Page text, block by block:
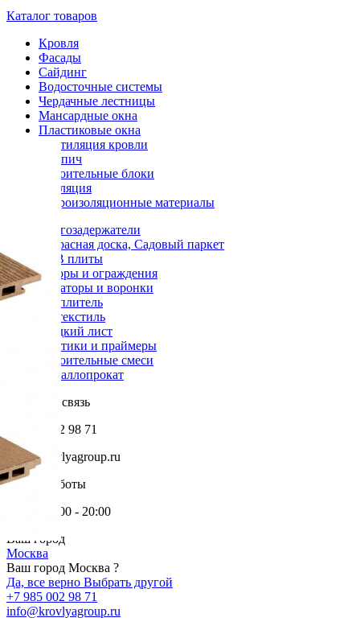
Каталог товаров
Кровля
Фасады
Сайдинг
Водосточные системы
Чердачные лестницы
Мансардные окна
Пластиковые окна
Вентиляция кровли
Кирпич
Строительные блоки
Изоляция
Гидроизоляционные материалы
Снегозадержатели
Террасная доска, Садовый паркет
OSB плиты
Заборы и ограждения
Аэраторы и воронки
Утеплитель
Геотекстиль
Гладкий лист
Мастики и праймеры
Строительные смеси
Металлопрокат
Обратная связь
+7 985 002 98 71
info@krovlyagroup.ru
Режим работы
Пн-Пт: 9:00 - 20:00
Ваш город
Москва
Ваш город Москва ?
Да, все верно Выбрать другой
+7 985 002 98 71
info@krovlyagroup.ru